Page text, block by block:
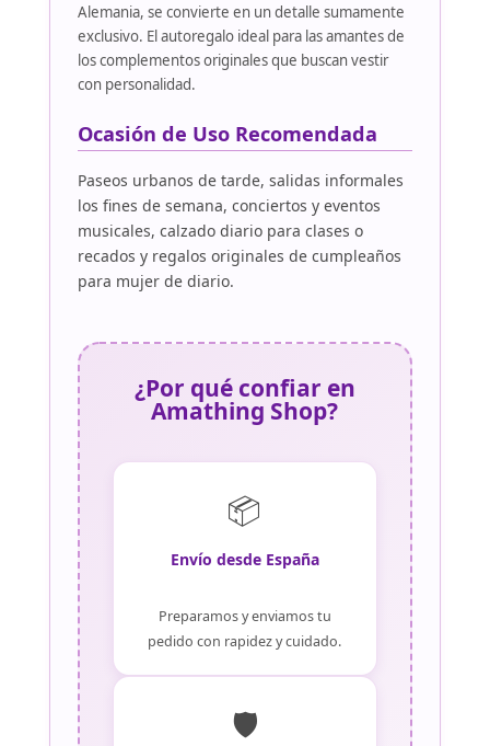
Alemania, se convierte en un detalle sumamente
exclusivo. El autoregalo ideal para las amantes de
los complementos originales que buscan vestir
con personalidad.
Ocasión de Uso Recomendada
Paseos urbanos de tarde, salidas informales
los fines de semana, conciertos y eventos
musicales, calzado diario para clases o
recados y regalos originales de cumpleaños
para mujer de diario.
¿Por qué confiar en
Amathing Shop?
📦
Envío desde España
Preparamos y enviamos tu
pedido con rapidez y cuidado.
🛡️